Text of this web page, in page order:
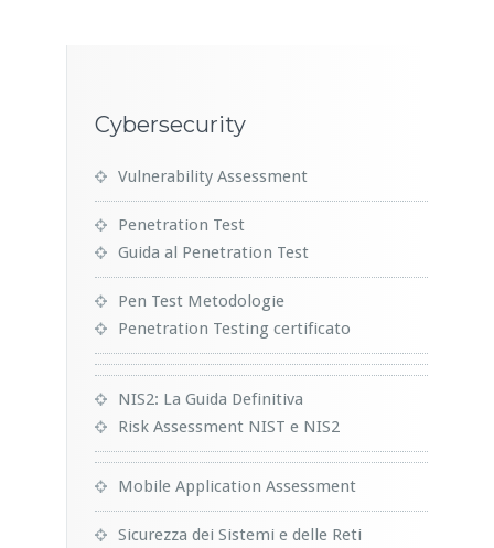
Cybersecurity
Vulnerability Assessment
Penetration Test
Guida al Penetration Test
Pen Test Metodologie
Penetration Testing certificato
NIS2: La Guida Definitiva
Risk Assessment NIST e NIS2
Mobile Application Assessment
Sicurezza dei Sistemi e delle Reti